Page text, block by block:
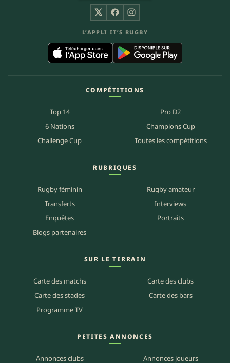
X FacebookInstagram
L’APPLI IT’S RUGBY
COMPÉTITIONS
Top 14
Pro D2
6 Nations
Champions Cup
Challenge Cup
Toutes les compétitions
RUBRIQUES
Rugby féminin
Rugby amateur
Transferts
Interviews
Enquêtes
Portraits
Blogs partenaires
SUR LE TERRAIN
Carte des matchs
Carte des clubs
Carte des stades
Carte des bars
Programme TV
PETITES ANNONCES
Annonces clubs Annonces joueurs